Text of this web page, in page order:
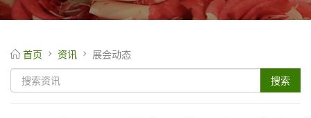
首页 资讯 展会动态